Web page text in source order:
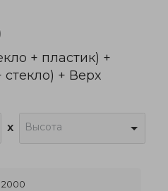
+ пластик) +
стекло) + Верх
x Высота